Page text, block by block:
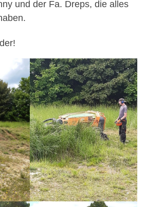
und der Fa. Dreps, die alles